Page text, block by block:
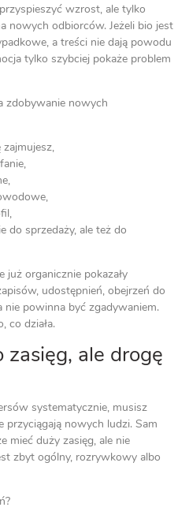
wzrost, ale tylko
nowych odbiorców. Jeżeli bio jest
a treści nie dają powodu
tylko szybciej pokaże problem
zdobywanie nowych
do sprzedaży, ale też do
już organicznie pokazały
udostępnień, obejrzeń do
nie powinna być zgadywaniem.
co działa.
ale drogę
systematycznie, musisz
nowych ludzi. Sam
mieć duży zasięg, ale nie
zbyt ogólny, rozrywkowy albo